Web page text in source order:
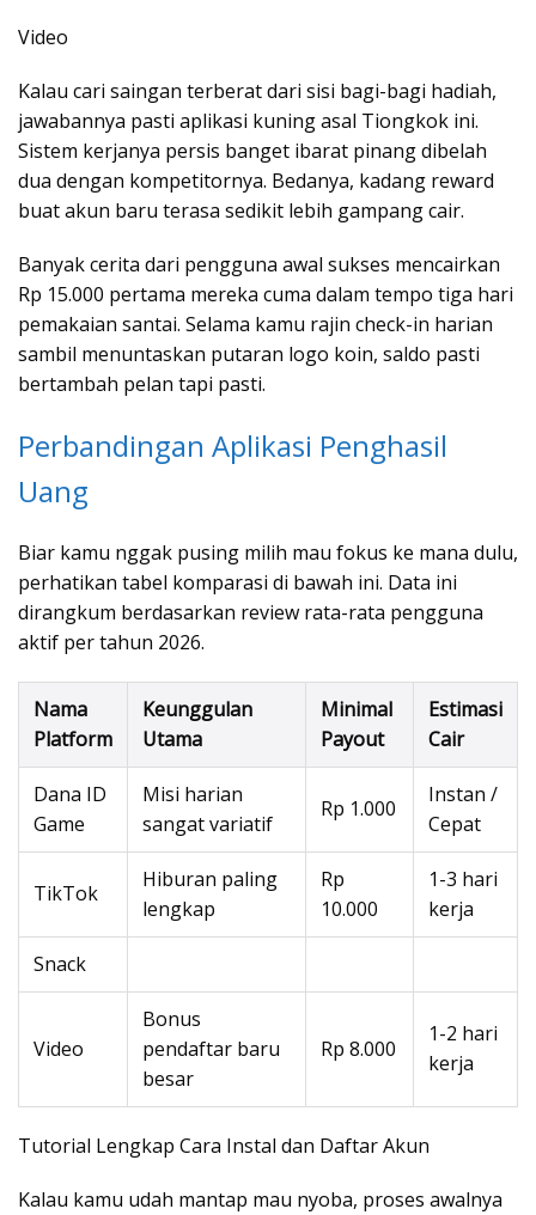
Video
Kalau cari saingan terberat dari sisi bagi-bagi hadiah,
jawabannya pasti aplikasi kuning asal Tiongkok ini.
Sistem kerjanya persis banget ibarat pinang dibelah
dua dengan kompetitornya. Bedanya, kadang reward
buat akun baru terasa sedikit lebih gampang cair.
Banyak cerita dari pengguna awal sukses mencairkan
Rp 15.000 pertama mereka cuma dalam tempo tiga hari
pemakaian santai. Selama kamu rajin check-in harian
sambil menuntaskan putaran logo koin, saldo pasti
bertambah pelan tapi pasti.
Perbandingan Aplikasi Penghasil
Uang
Biar kamu nggak pusing milih mau fokus ke mana dulu,
perhatikan tabel komparasi di bawah ini. Data ini
dirangkum berdasarkan review rata-rata pengguna
aktif per tahun 2026.
Nama
Platform
Keunggulan
Utama
Minimal
Payout
Estimasi
Cair
Dana ID
Game
Misi harian
sangat variatif
Rp 1.000
Instan /
Cepat
TikTok
Hiburan paling
lengkap
Rp
10.000
1-3 hari
kerja
Snack
Video
Bonus
pendaftar baru
besar
Rp 8.000
1-2 hari
kerja
Tutorial Lengkap Cara Instal dan Daftar Akun
Kalau kamu udah mantap mau nyoba, proses awalnya